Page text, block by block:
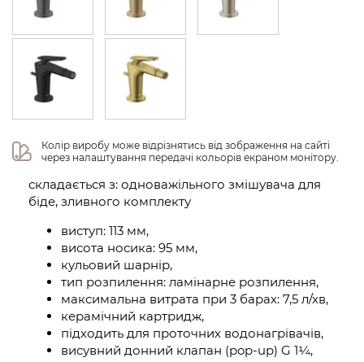
Колір виробу може відрізнятись від зображення на сайті
через налаштування передачі кольорів екраном монітору.
складається з: одноважільного змішувача для
біде, зливного комплекту
виступ: 113 мм,
висота носика: 95 мм,
кульовий шарнір,
тип розпилення: ламінарне розпилення,
максимальна витрата при 3 барах: 7,5 л/хв,
керамічний картридж,
підходить для проточних водонагрівачів,
висувний донний клапан (pop-up) G 1¼,